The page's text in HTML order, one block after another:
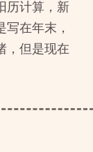
历计算，新
在年末，
，但是现在